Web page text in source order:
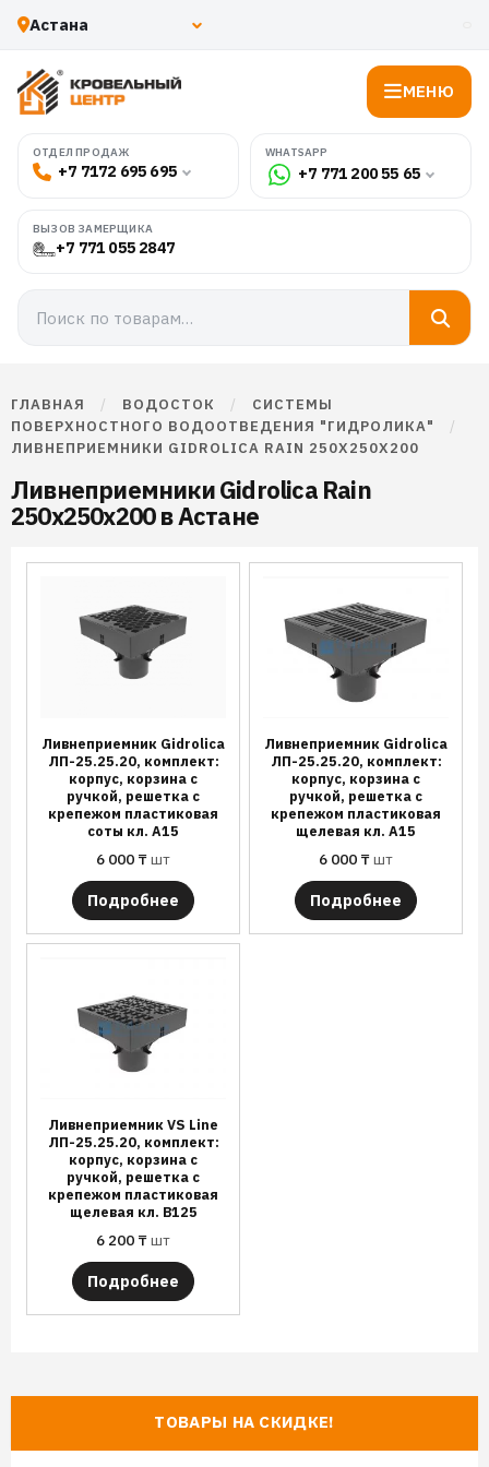
МЕНЮ
ОТДЕЛ ПРОДАЖ
+7 7172 695 695
WHATSAPP
+7 771 200 55 65
ВЫЗОВ ЗАМЕРЩИКА
+7 771 055 2847
ГЛАВНАЯ / ВОДОСТОК /
СИСТЕМЫ
ПОВЕРХНОСТНОГО ВОДООТВЕДЕНИЯ "ГИДРОЛИКА"
/
ЛИВНЕПРИЕМНИКИ GIDROLICA RAIN 250X250X200
Ливнеприемники Gidrolica Rain
250x250x200 в Астане
ТОВАРЫ НА СКИДКЕ!
Ливнеприемник Gidrolica
ЛП-25.25.20, комплект:
корпус, корзина с
ручкой, решетка с
крепежом пластиковая
соты кл. А15
6 000 ₸шт
Подробнее
Ливнеприемник Gidrolica
ЛП-25.25.20, комплект:
корпус, корзина с
ручкой, решетка с
крепежом пластиковая
щелевая кл. А15
6 000 ₸шт
Подробнее
Ливнеприемник VS Line
ЛП-25.25.20, комплект:
корпус, корзина с
ручкой, решетка с
крепежом пластиковая
щелевая кл. B125
6 200 ₸шт
Подробнее